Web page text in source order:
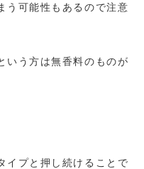
う可能性もあるので注意
いう方は無香料のものが
イプと押し続けることで